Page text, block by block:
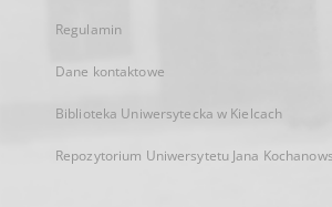
Regulamin
Dane kontaktowe
Biblioteka Uniwersytecka w Kielcach
Repozytorium Uniwersytetu Jana